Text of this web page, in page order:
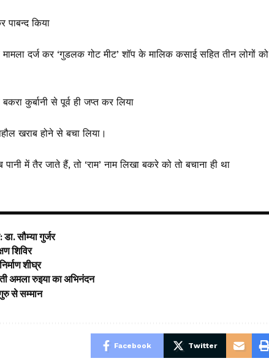
पाबन्द किया
दर्ज कर ‘गुडलक गोट मीट’ शॉप के मालिक कसाई सहित तीन लोगों को
कुर्बानी से पूर्व ही जप्त कर लिया
खराब होने से बचा लिया।
में तैर जाते हैं, तो ‘राम’ नाम लिखा बकरे को तो बचाना ही था
सौम्या गुर्जर
शिविर
शीघ्र
अमला रुइया का अभिनंदन
से सम्मान
Facebook Twitter